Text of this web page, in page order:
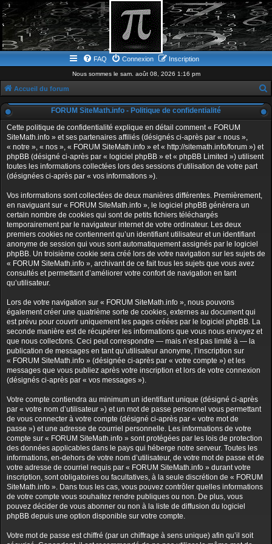
FAQ Connexion Inscription
Nous sommes le sam. août 08, 2026 1:16 pm
Accueil du forum
e
FORUM SiteMath.info - Politique de confidentialité
Cette politique de confidentialité explique en détail comment « FORUM
SiteMath.info » et ses partenaires affiliés (désignés ci-après par « nous »,
« notre », « nos », « FORUM SiteMath.info » et « http://sitemath.info/forum ») et
phpBB (désigné ci-après par « logiciel phpBB » et « phpBB Limited ») utilisent
toutes les informations collectées lors des sessions d’utilisation de votre part
(désignées ci-après par « vos informations »).
Vos informations sont collectées de deux manières différentes. Premièrement,
en naviguant sur « FORUM SiteMath.info », le logiciel phpBB génèrera un
certain nombre de cookies qui sont de petits fichiers téléchargés
temporairement par le navigateur internet de votre ordinateur. Les deux
premiers cookies ne contiennent qu’un identifiant utilisateur et un identifiant
anonyme de session qui vous sont automatiquement assignés par le logiciel
phpBB. Un troisième cookie sera créé lors de votre navigation sur les sujets de
« FORUM SiteMath.info », archivant de ce fait tous les sujets que vous avez
consultés et permettant d’améliorer votre confort de navigation en tant
qu’utilisateur.
Lors de votre navigation sur « FORUM SiteMath.info », nous pouvons
également créer une quatrième sorte de cookies, externes au document qui
est prévu pour couvrir uniquement les pages créées par le logiciel phpBB. La
seconde manière est de récupérer les informations que vous nous envoyez et
que nous collectons. Ceci peut correspondre — mais n’est pas limité à — la
publication de messages en tant qu’utilisateur anonyme, l’inscription sur
« FORUM SiteMath.info » (désignée ci-après par « votre compte ») et les
messages que vous publiez après votre inscription et lors de votre connexion
(désignés ci-après par « vos messages »).
Votre compte contiendra au minimum un identifiant unique (désigné ci-après
par « votre nom d’utilisateur ») et un mot de passe personnel vous permettant
de vous connecter à votre compte (désigné ci-après par « votre mot de
passe ») et une adresse de courriel personnelle. Les informations de votre
compte sur « FORUM SiteMath.info » sont protégées par les lois de protection
des données applicables dans le pays qui héberge notre serveur. Toutes les
informations, en-dehors de votre nom d’utilisateur, de votre mot de passe et de
votre adresse de courriel requis par « FORUM SiteMath.info » durant votre
inscription, sont obligatoires ou facultatives, à la seule discrétion de « FORUM
SiteMath.info ». Dans tous les cas, vous pouvez contrôler quelles informations
de votre compte vous souhaitez rendre publiques ou non. De plus, vous
pouvez décider de vous abonner ou non à la liste de diffusion du logiciel
phpBB depuis une option disponible sur votre compte.
Votre mot de passe est chiffré (par un chiffrage à sens unique) afin qu’il soit